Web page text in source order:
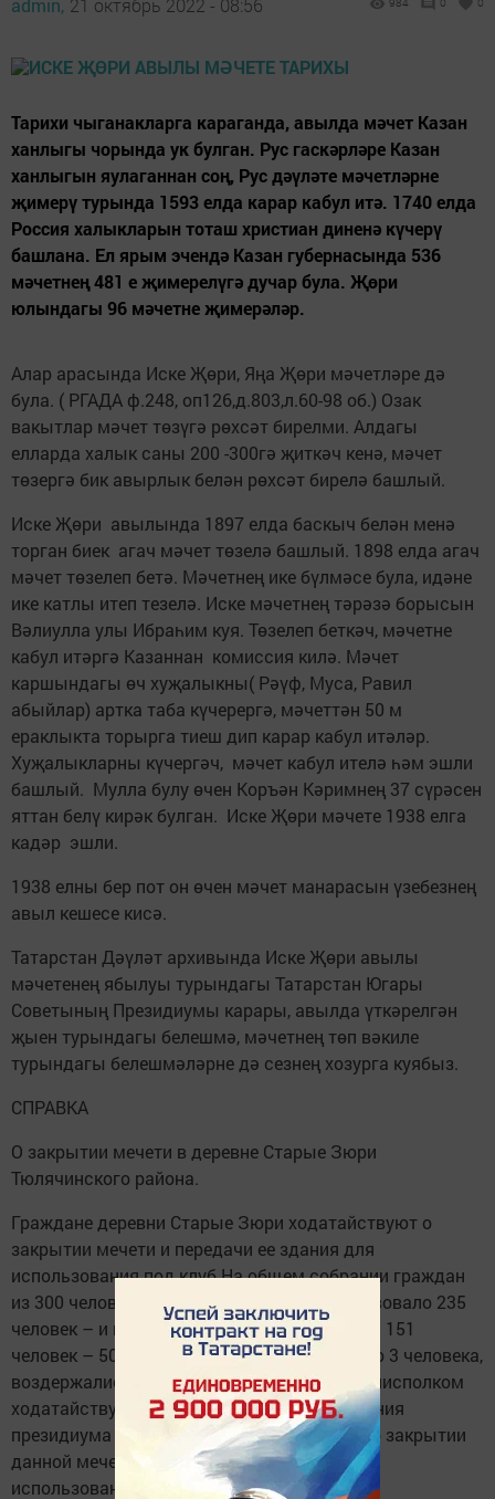
admin, 21 октябрь 2022 - 08:56
Тарихи чыганакларга караганда, авылда мәчет Казан
ханлыгы чорында ук булган. Рус гаскәрләре Казан
ханлыгын яулаганнан соң, Рус дәүләте мәчетләрне
җимерү турында 1593 елда карар кабул итә. 1740 елда
Россия халыкларын тоташ христиан диненә күчерү
башлана. Ел ярым эчендә Казан губернасында 536
мәчетнең 481 е җимерелүгә дучар була. Җөри
юлындагы 96 мәчетне җимерәләр.
Алар арасында Иске Җөри, Яңа Җөри мәчетләре дә
була. ( РГАДА ф.248, оп126,д.803,л.60-98 об.) Озак
вакытлар мәчет төзүгә рөхсәт бирелми. Алдагы
елларда халык саны 200 -300гә җиткәч кенә, мәчет
төзергә бик авырлык белән рөхсәт бирелә башлый.
Иске Җөри авылында 1897 елда баскыч белән менә
торган биек агач мәчет төзелә башлый. 1898 елда агач
мәчет төзелеп бетә. Мәчетнең ике бүлмәсе була, идәне
ике катлы итеп тезелә. Иске мәчетнең тәрәзә борысын
Вәлиулла улы Ибраһим куя. Төзелеп беткәч, мәчетне
кабул итәргә Казаннан комиссия килә. Мәчет
каршындагы өч хуҗалыкны( Рәүф, Муса, Равил
абыйлар) артка таба күчерергә, мәчеттән 50 м
ераклыкта торырга тиеш дип карар кабул итәләр.
Хуҗалыкларны күчергәч, мәчет кабул ителә һәм эшли
башлый. Мулла булу өчен Коръән Кәримнең 37 сүрәсен
яттан белү кирәк булган. Иске Җөри мәчете 1938 елга
кадәр эшли.
1938 елны бер пот он өчен мәчет манарасын үзебезнең
авыл кешесе кисә.
Татарстан Дәүләт архивында Иске Җөри авылы
мәчетенең ябылуы турындагы Татарстан Югары
Советының Президиумы карары, авылда үткәрелгән
җыен турындагы белешмә, мәчетнең төп вәкиле
турындагы белешмәләрне дә сезнең хозурга куябыз.
СПРАВКА
О закрытии мечети в деревне Старые Зюри
Тюлячинского района.
Граждане деревни Старые Зюри ходатайствуют о
закрытии мечети и передачи ее здания для
использования под клуб.На общем собрании граждан
из 300 человек взрослого населения, участвовало 235
человек – и голосовали за закрытие мечети 151
человек – 50%, против закрытия голосовало 3 человека,
воздержались 81 человек. Тюлячинский райисполком
ходатайствует об утверждении постановления
президиума РИКа от 26 октября 1939 года о закрытии
данной мечети и передачи ее здания для
использования под клуб.